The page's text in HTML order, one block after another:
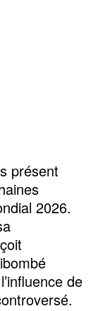
présent
2026.
de